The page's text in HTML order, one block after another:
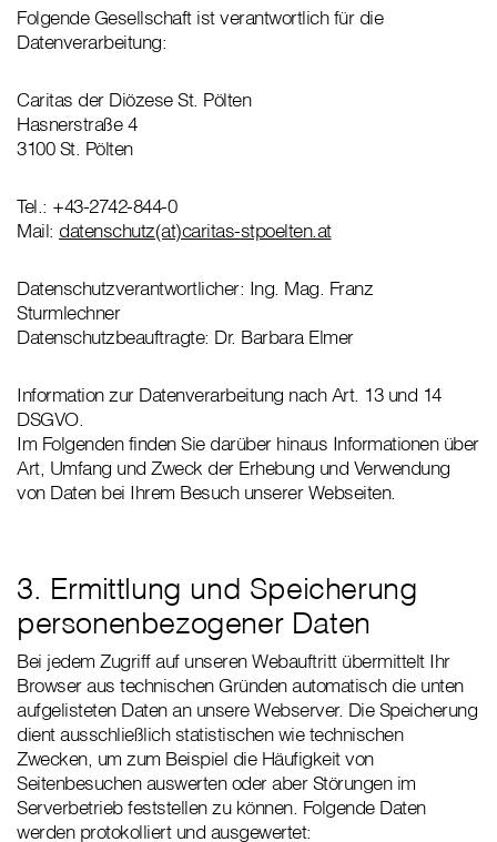
Folgende Gesellschaft ist verantwortlich für die
Datenverarbeitung:
Caritas der Diözese St. Pölten
Hasnerstraße 4
3100 St. Pölten
Tel.: +43-2742-844-0
Mail: datenschutz(at)caritas-stpoelten.at
Datenschutzverantwortlicher: Ing. Mag. Franz
Sturmlechner
Datenschutzbeauftragte: Dr. Barbara Elmer
Information zur Datenverarbeitung nach Art. 13 und 14
DSGVO.
Im Folgenden finden Sie darüber hinaus Informationen über
Art, Umfang und Zweck der Erhebung und Verwendung
von Daten bei Ihrem Besuch unserer Webseiten.
3. Ermittlung und Speicherung
personenbezogener Daten
Bei jedem Zugriff auf unseren Webauftritt übermittelt Ihr
Browser aus technischen Gründen automatisch die unten
aufgelisteten Daten an unsere Webserver. Die Speicherung
dient ausschließlich statistischen wie technischen
Zwecken, um zum Beispiel die Häufigkeit von
Seitenbesuchen auswerten oder aber Störungen im
Serverbetrieb feststellen zu können. Folgende Daten
werden protokolliert und ausgewertet: